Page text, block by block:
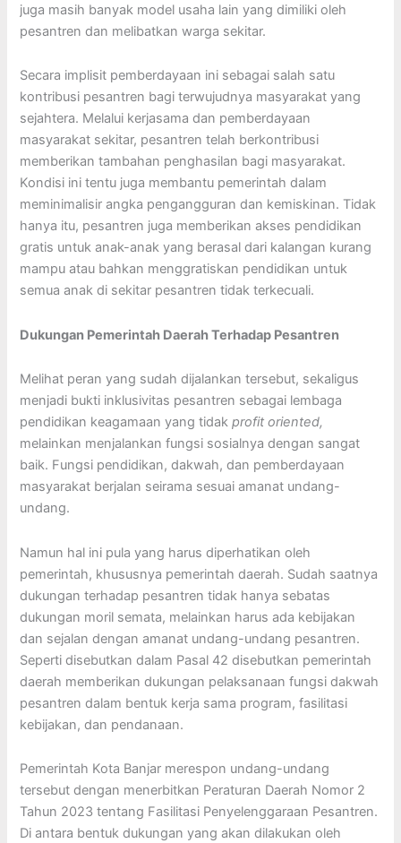
juga masih banyak model usaha lain yang dimiliki oleh
pesantren dan melibatkan warga sekitar.
Secara implisit pemberdayaan ini sebagai salah satu
kontribusi pesantren bagi terwujudnya masyarakat yang
sejahtera. Melalui kerjasama dan pemberdayaan
masyarakat sekitar, pesantren telah berkontribusi
memberikan tambahan penghasilan bagi masyarakat.
Kondisi ini tentu juga membantu pemerintah dalam
meminimalisir angka pengangguran dan kemiskinan. Tidak
hanya itu, pesantren juga memberikan akses pendidikan
gratis untuk anak-anak yang berasal dari kalangan kurang
mampu atau bahkan menggratiskan pendidikan untuk
semua anak di sekitar pesantren tidak terkecuali.
Dukungan Pemerintah Daerah Terhadap Pesantren
Melihat peran yang sudah dijalankan tersebut, sekaligus
menjadi bukti inklusivitas pesantren sebagai lembaga
pendidikan keagamaan yang tidakprofit oriented,
melainkan menjalankan fungsi sosialnya dengan sangat
baik. Fungsi pendidikan, dakwah, dan pemberdayaan
masyarakat berjalan seirama sesuai amanat undang-
undang.
Namun hal ini pula yang harus diperhatikan oleh
pemerintah, khususnya pemerintah daerah. Sudah saatnya
dukungan terhadap pesantren tidak hanya sebatas
dukungan moril semata, melainkan harus ada kebijakan
dan sejalan dengan amanat undang-undang pesantren.
Seperti disebutkan dalam Pasal 42 disebutkan pemerintah
daerah memberikan dukungan pelaksanaan fungsi dakwah
pesantren dalam bentuk kerja sama program, fasilitasi
kebijakan, dan pendanaan.
Pemerintah Kota Banjar merespon undang-undang
tersebut dengan menerbitkan Peraturan Daerah Nomor 2
Tahun 2023 tentang Fasilitasi Penyelenggaraan Pesantren.
Di antara bentuk dukungan yang akan dilakukan oleh